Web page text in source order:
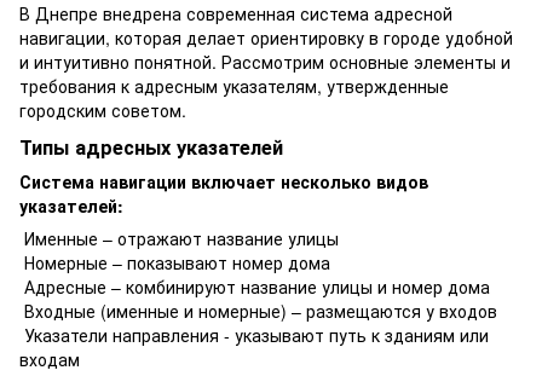
В Днепре внедрена современная система адресной
навигации, которая делает ориентировку в городе удобной
и интуитивно понятной. Рассмотрим основные элементы и
требования к адресным указателям, утвержденные
городским советом.
Типы адресных указателей
Система навигации включает несколько видов
указателей:
Именные – отражают название улицы
Номерные – показывают номер дома
Адресные – комбинируют название улицы и номер дома
Входные (именные и номерные) – размещаются у входов
Указатели направления - указывают путь к зданиям или
входам